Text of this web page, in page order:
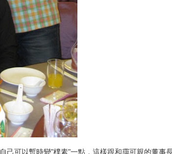
己可以暫時變"樸素"一點，這樣跟和靄可親的董事